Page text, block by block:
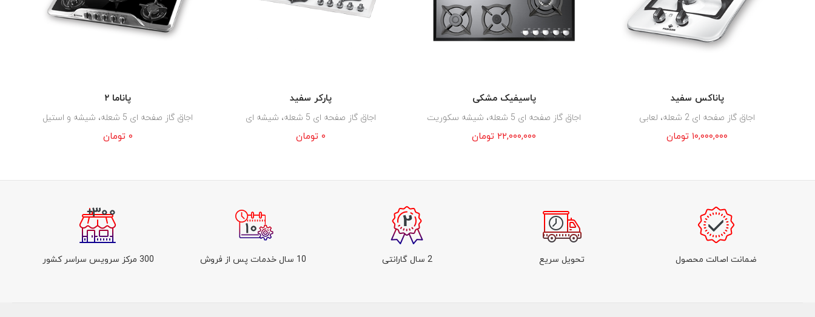
پاناکس سفید
اجاق گاز صفحه ای 2 شعله، لعابی
۱۰,۰۰۰,۰۰۰ تومان
پاسیفیک مشکی
اجاق گاز صفحه ای 5 شعله، شیشه سکوریت
۲۲,۰۰۰,۰۰۰ تومان
پارکر سفید
اجاق گاز صفحه ای 5 شعله، شیشه ای
۰ تومان
پاناما ۲
اجاق گاز صفحه ای 5 شعله، شیشه و استیل
۰ تومان
ضمانت اصالت محصول تحویل سریع 2 سال گارانتی 10 سال خدمات پس از فروش 300 مرکز سرویس سراسر کشور